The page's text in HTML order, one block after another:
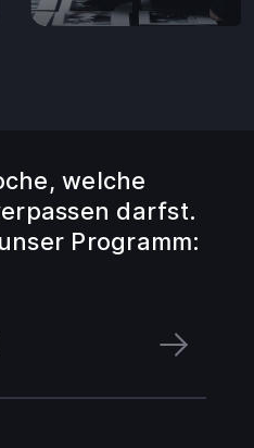
welche
darfst.
Programm: